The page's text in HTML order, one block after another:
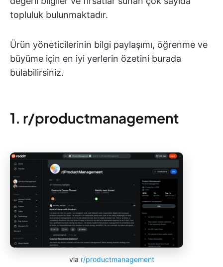
topluluk bulunmaktadır.
Ürün yöneticilerinin bilgi paylaşımı, öğrenme ve
büyüme için en iyi yerlerin özetini burada
bulabilirsiniz.
1. r/productmanagement
via r/productmanagement